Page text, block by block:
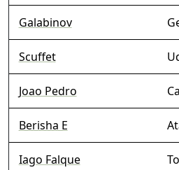
Galabinov
Scuffet
Joao Pedro
Berisha E
Iago Falque